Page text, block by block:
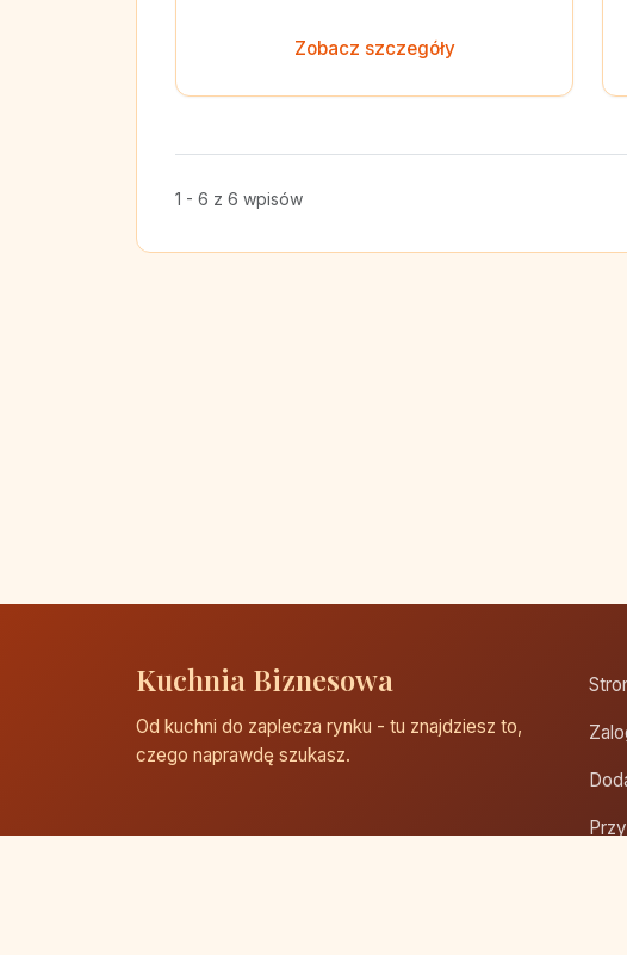
Zobacz szczegóły
1 - 6 z 6 wpisów
Kuchnia Biznesowa
Od kuchni do zaplecza rynku - tu znajdziesz to,
czego naprawdę szukasz.